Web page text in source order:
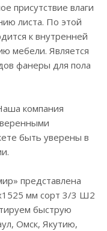
присутствие влаги
листа. По этой
к внутренней
мебели. Является
фанеры для пола
компания
быть уверены в
представлена
мм сорт 3/3 Ш2
быструю
Омск, Якутию,